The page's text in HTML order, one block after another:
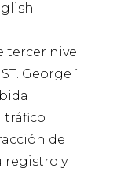
nivel
George´
tráfico
de
registro y